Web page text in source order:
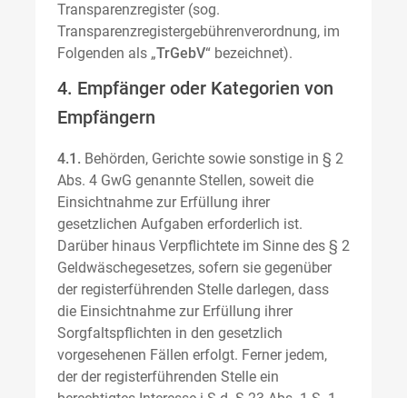
Transparenzregister (sog.
Transparenzregistergebührenverordnung, im
Folgenden als „TrGebV“ bezeichnet).
4. Empfänger oder Kategorien von
Empfängern
4.1. Behörden, Gerichte sowie sonstige in § 2
Abs. 4 GwG genannte Stellen, soweit die
Einsichtnahme zur Erfüllung ihrer
gesetzlichen Aufgaben erforderlich ist.
Darüber hinaus Verpflichtete im Sinne des § 2
Geldwäschegesetzes, sofern sie gegenüber
der registerführenden Stelle darlegen, dass
die Einsichtnahme zur Erfüllung ihrer
Sorgfaltspflichten in den gesetzlich
vorgesehenen Fällen erfolgt. Ferner jedem,
der der registerführenden Stelle ein